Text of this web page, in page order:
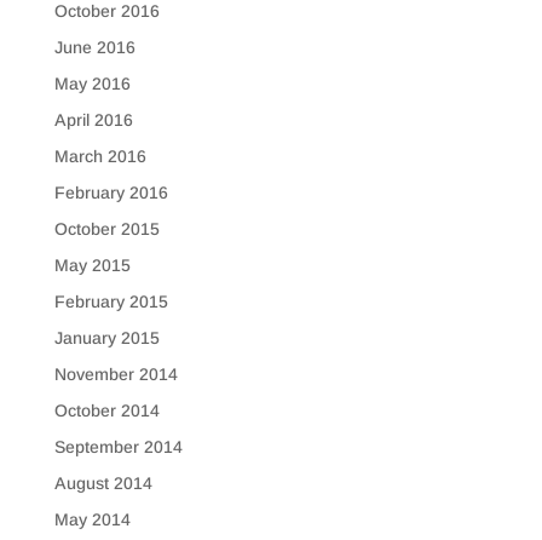
October 2016
June 2016
May 2016
April 2016
March 2016
February 2016
October 2015
May 2015
February 2015
January 2015
November 2014
October 2014
September 2014
August 2014
May 2014